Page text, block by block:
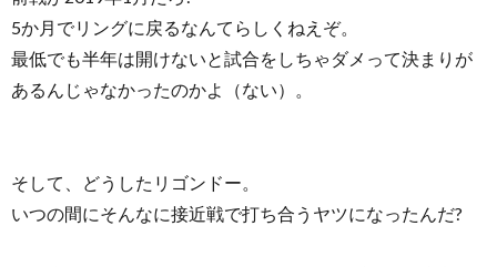
5か月でリングに戻るなんてらしくねえぞ。
最低でも半年は開けないと試合をしちゃダメって決まりが
あるんじゃなかったのかよ（ない）。
そして、どうしたリゴンドー。
いつの間にそんなに接近戦で打ち合うヤツになったんだ?